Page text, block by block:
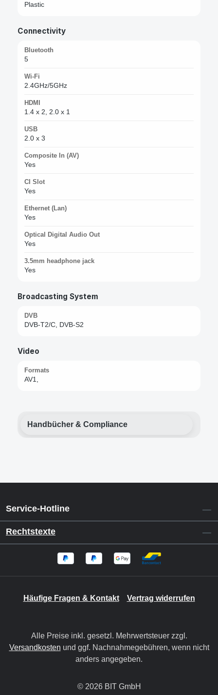
Plastic
Connectivity
Bluetooth
5
Wi-Fi
2.4GHz/5GHz
HDMI
1.4 x 2, 2.0 x 1
USB
2.0 x 3
Composite In (AV)
Yes
CI Slot
Yes
Ethernet (Lan)
Yes
Optical Digital Audio Out
Yes
3.5mm headphone jack
Yes
Broadcasting System
DVB
DVB-T2/C, DVB-S2
Video
Formats
AV1,
Handbücher & Compliance
Service-Hotline
Rechtstexte
Häufige Fragen & Kontakt Vertrag widerrufen
Alle Preise inkl. gesetzl. Mehrwertsteuer zzgl.
Versandkosten und ggf. Nachnahmegebühren, wenn nicht
anders angegeben.
© 2026 BIT GmbH